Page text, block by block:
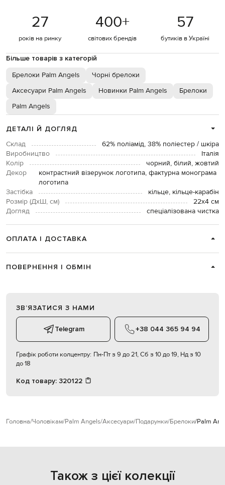
27
років на ринку
400+
світових брендів
57
бутиків в Україні
Більше товарів з категорій
Брелоки Palm Angels
Чорні брелоки
Аксесуари Palm Angels
Новинки Palm Angels
Брелоки
Palm Angels
ДЕТАЛІ Й ДОГЛЯД
Склад
62% поліамід, 38% поліестер / шкіра
Виробництво
Італія
Колір
чорний, білий, жовтий
Декор
контрастний візерунок логотипа, фактурна монограма
логотипа
Застібка
кільце, кільце-карабін
Розмір (ДхШ, см)
22х4 см
Догляд
спеціалізована чистка
ОПЛАТА І ДОСТАВКА
ПОВЕРНЕННЯ І ОБМІН
ЗВʼЯЗАТИСЯ З НАМИ
Telegram +38 044 365 94 94
Графік роботи колцентру: Пн-Пт з 9 до 21, Сб з 10 до 19, Нд з 10
до 18
Код товару: 320122
Головна Чоловікам Palm Angels Аксесуари Подарунки Брелоки Palm
Також з цієї колекції